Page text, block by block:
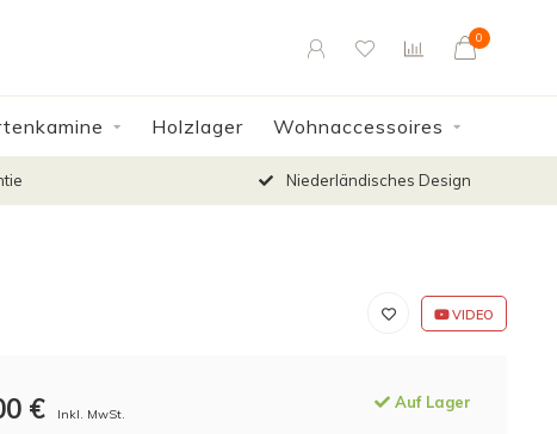
0
Holzlager Wohnaccessoires
Niederländisches Design
VIDEO
€ Inkl. MwSt.
Auf Lager